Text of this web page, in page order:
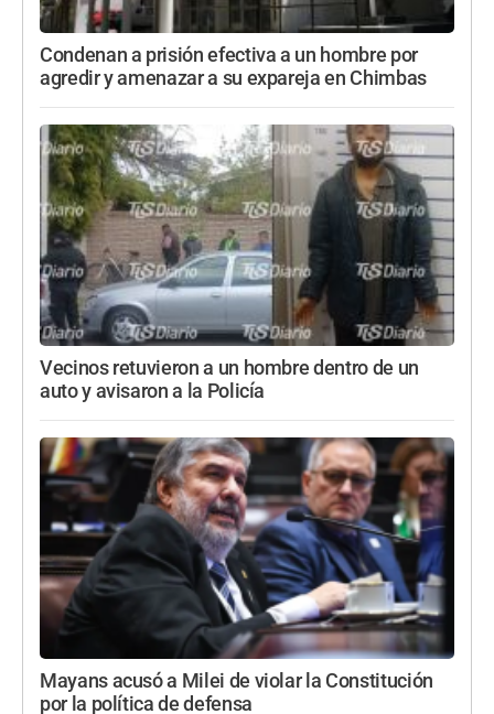
Condenan a prisión efectiva a un hombre por
agredir y amenazar a su expareja en Chimbas
Vecinos retuvieron a un hombre dentro de un
auto y avisaron a la Policía
Mayans acusó a Milei de violar la Constitución
por la política de defensa